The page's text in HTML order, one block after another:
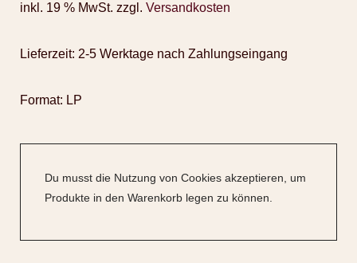
inkl. 19 % MwSt. zzgl. Versandkosten
Lieferzeit: 2-5 Werktage nach Zahlungseingang
Format: LP
Du musst die Nutzung von Cookies akzeptieren, um
Produkte in den Warenkorb legen zu können.